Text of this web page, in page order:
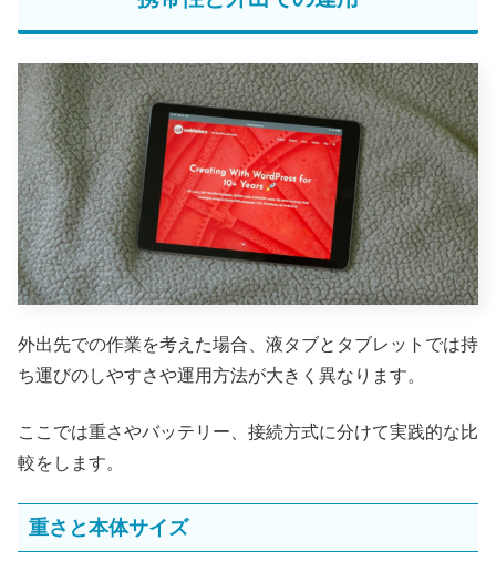
外出先での作業を考えた場合、液タブとタブレットでは持
ち運びのしやすさや運用方法が大きく異なります。
ここでは重さやバッテリー、接続方式に分けて実践的な比
較をします。
重さと本体サイズ